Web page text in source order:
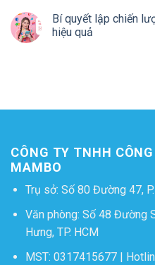
Bí quyết lập chiến
hiệu quả
CÔNG TY TNHH
MAMBO
Trụ sở: Số 80 Đường 47, P.
Văn phòng: Số 48 Đường
Hưng, TP. HCM
MST: 0317415677 |